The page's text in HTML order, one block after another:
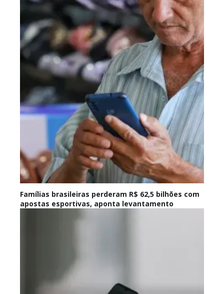
Famílias brasileiras perderam R$ 62,5 bilhões com
apostas esportivas, aponta levantamento